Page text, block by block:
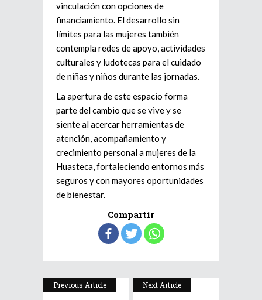
vinculación con opciones de
financiamiento. El desarrollo sin
límites para las mujeres también
contempla redes de apoyo, actividades
culturales y ludotecas para el cuidado
de niñas y niños durante las jornadas.
La apertura de este espacio forma
parte del cambio que se vive y se
siente al acercar herramientas de
atención, acompañamiento y
crecimiento personal a mujeres de la
Huasteca, fortaleciendo entornos más
seguros y con mayores oportunidades
de bienestar.
Compartir
Previous Article Next Article